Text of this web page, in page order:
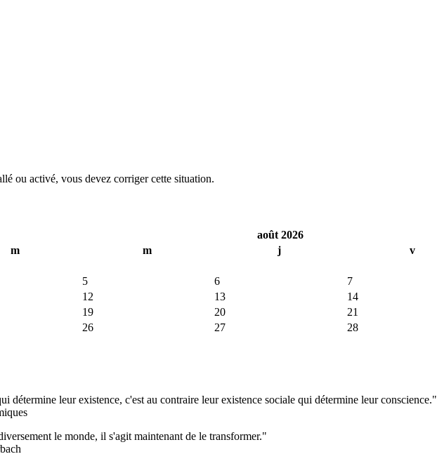
ou activé, vous devez corriger cette situation.
août 2026
m m j v
5 6 7
12 13 14
19 20 21
26 27 28
détermine leur existence, c'est au contraire leur existence sociale qui détermine leur conscience."
le monde, il s'agit maintenant de le transformer."